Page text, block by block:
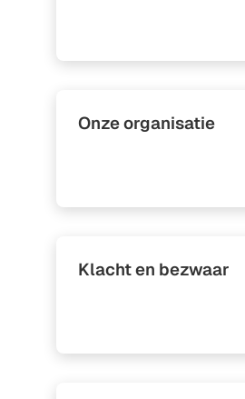
Onze organisatie
Klacht en bezwaar